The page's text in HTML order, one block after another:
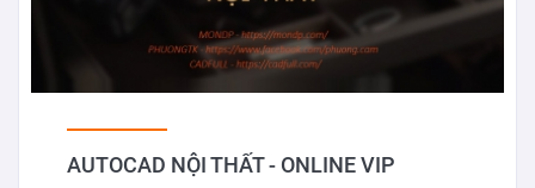
AUTOCAD NỘI THẤT - ONLINE VIP